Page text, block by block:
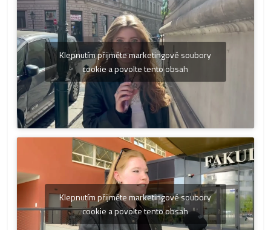
Klepnutím přijměte marketingové soubory
cookie a povolte tento obsah
Klepnutím přijměte marketingové soubory
cookie a povolte tento obsah